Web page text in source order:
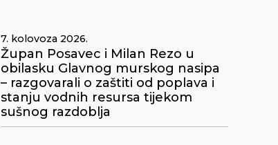
7. kolovoza 2026.
Župan Posavec i Milan Rezo u
obilasku Glavnog murskog nasipa
– razgovarali o zaštiti od poplava i
stanju vodnih resursa tijekom
sušnog razdoblja